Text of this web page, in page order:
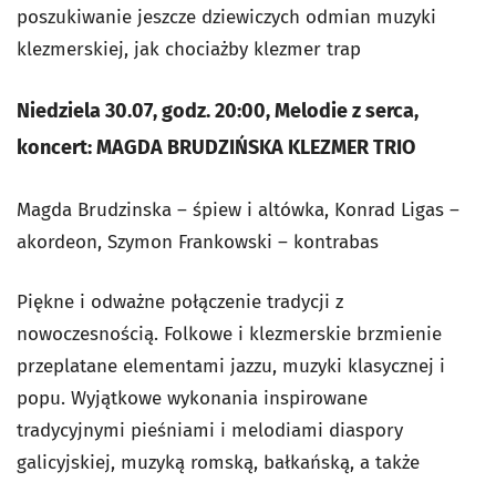
poszukiwanie jeszcze dziewiczych odmian muzyki
klezmerskiej, jak chociażby klezmer trap
Niedziela 30.07, godz. 20:00, Melodie z serca,
koncert: MAGDA BRUDZIŃSKA KLEZMER TRIO
Magda Brudzinska – śpiew i altówka, Konrad Ligas –
akordeon, Szymon Frankowski – kontrabas
Piękne i odważne połączenie tradycji z
nowoczesnością. Folkowe i klezmerskie brzmienie
przeplatane elementami jazzu, muzyki klasycznej i
popu. Wyjątkowe wykonania inspirowane
tradycyjnymi pieśniami i melodiami diaspory
galicyjskiej, muzyką romską, bałkańską, a także